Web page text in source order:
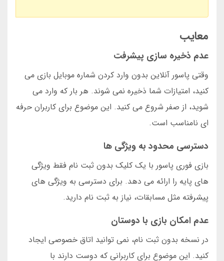
معایب
عدم ذخیره سازی پیشرفت
وقتی پاسور آنلاین بدون وارد کردن شماره موبایل بازی می
کنید، امتیازات شما ذخیره نمی شوند. هر بار که وارد می
شوید، از صفر شروع می کنید. این موضوع برای کاربران حرفه
ای نامناسب است.
دسترسی محدود به ویژگی ها
بازی فوری پاسور با یک کلیک بدون ثبت نام فقط ویژگی
های پایه را ارائه می دهد. برای دسترسی به ویژگی های
پیشرفته مثل مسابقات، نیاز به ثبت نام دارید.
عدم امکان بازی با دوستان
در نسخه بدون ثبت نام، نمی توانید اتاق خصوصی ایجاد
کنید. این موضوع برای کاربرانی که دوست دارند با